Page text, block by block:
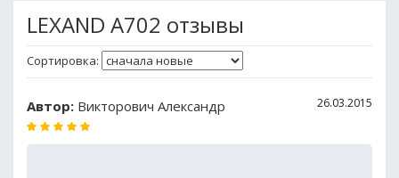
LEXAND A702 отзывы
Сортировка:
Автор: Викторович Александр 26.03.2015